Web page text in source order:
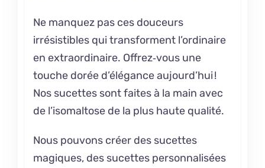
Ne manquez pas ces douceurs
irrésistibles qui transforment l’ordinaire
en extraordinaire. Offrez‑vous une
touche dorée d’élégance aujourd’hui !
Nos sucettes sont faites à la main avec
de l’isomaltose de la plus haute qualité.
Nous pouvons créer des sucettes
magiques, des sucettes personnalisées